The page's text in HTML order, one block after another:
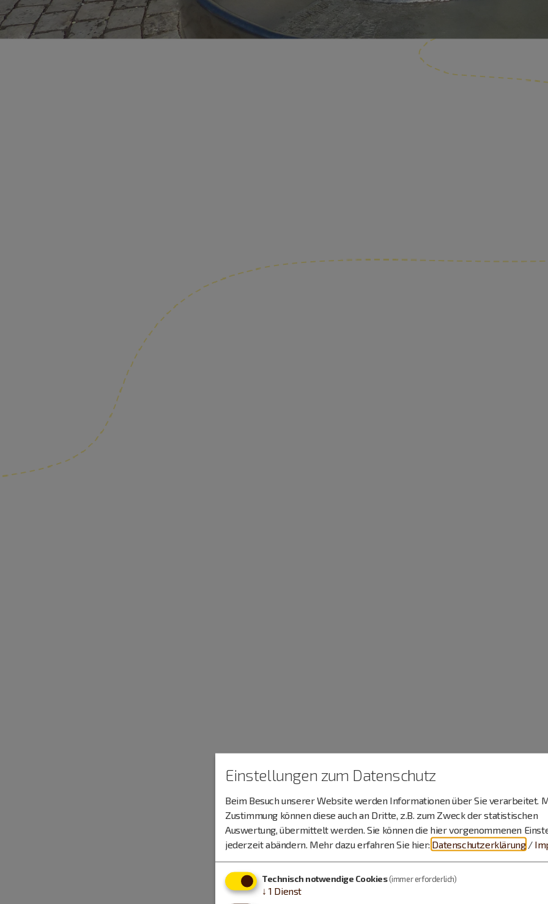
Einstellungen zum Datenschutz
Beim Besuch unserer Website werden Informationen über Sie verarbeitet.
Zustimmung können diese auch an Dritte, z.B. zum Zweck der statistischen
Auswertung, übermittelt werden. Sie können die hier vorgenommenen
jederzeit abändern. Mehr dazu erfahren Sie hier: Datenschutzerklärung /
Technisch notwendige Cookies(immer erforderlich)
↓ 1 Dienst